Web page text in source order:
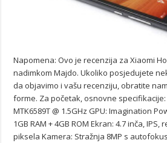
Napomena: Ovo je recenzija za Xiaomi
nadimkom Majdo. Ukoliko posjedujete
da objavimo i vašu recenziju, obratite
forme. Za početak, osnovne specifikacije:
MTK6589T @ 1.5GHz GPU: Imagination
1GB RAM + 4GB ROM Ekran: 4.7 inča,
piksela Kamera: Stražnja 8MP s